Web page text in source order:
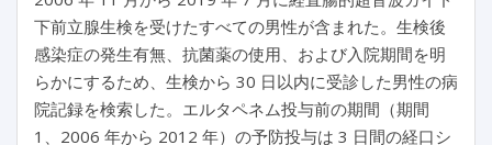
下前立腺生検を受けたすべての男性が含まれた。生検後
感染症の発生有無、抗菌薬の使用、および入院期間を明
らかにするため、生検から 30 日以内に受診した男性の病
院記録を検索した。エルタペネム投与前の期間（期間
1、2006 年から 2012 年）の予防投与は 3 日間の経口シ